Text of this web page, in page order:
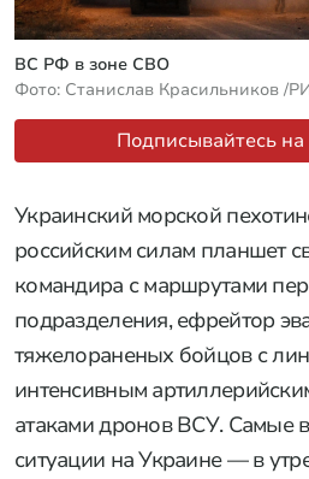
ВС РФ в зоне СВО
Фото: Станислав Красильников /
Подписывайтесь на
Украинский морской
российским силам планшет
командира с маршрутами
подразделения, ефрейтор
тяжелораненых бойцов с
интенсивным
атаками дронов ВСУ. Самые
ситуации на Украине — в